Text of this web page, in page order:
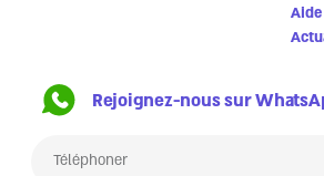
Rejoignez-nous sur